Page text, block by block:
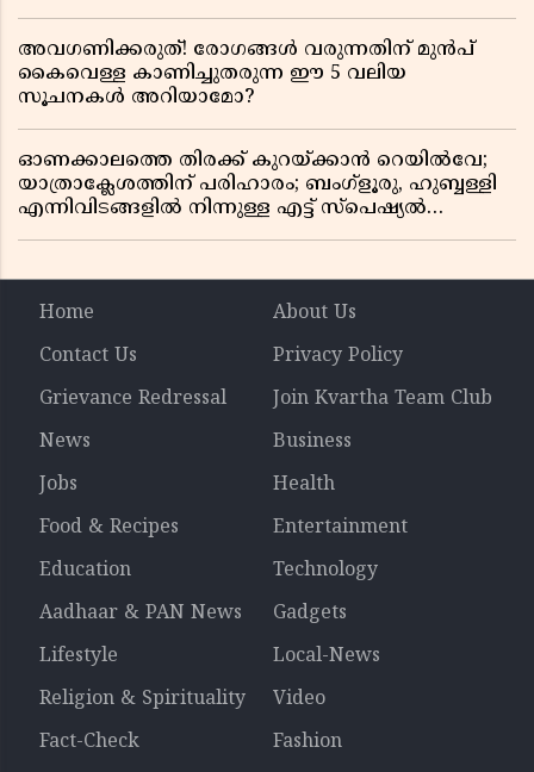
അവഗണിക്കരുത്! രോഗങ്ങൾ വരുന്നതിന് മുൻപ്
കൈവെള്ള കാണിച്ചുതരുന്ന ഈ 5 വലിയ
സൂചനകൾ അറിയാമോ?
ഓണക്കാലത്തെ തിരക്ക് കുറയ്ക്കാൻ റെയിൽവേ;
യാത്രാക്ലേശത്തിന് പരിഹാരം; ബംഗ്ളൂരു, ഹുബ്ബള്ളി
എന്നിവിടങ്ങളിൽ നിന്നുള്ള എട്ട് സ്പെഷ്യൽ
Home
About Us
Contact Us
Privacy Policy
Grievance Redressal
Join Kvartha Team Club
News
Business
Jobs
Health
Food & Recipes
Entertainment
Education
Technology
Aadhaar & PAN News
Gadgets
Lifestyle
Local-News
Religion & Spirituality
Video
Fact-Check
Fashion